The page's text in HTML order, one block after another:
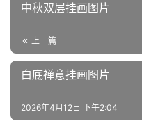
中秋双层挂画图片
上一篇
白底禅意挂画图片
2026年4月12日 下午2:04